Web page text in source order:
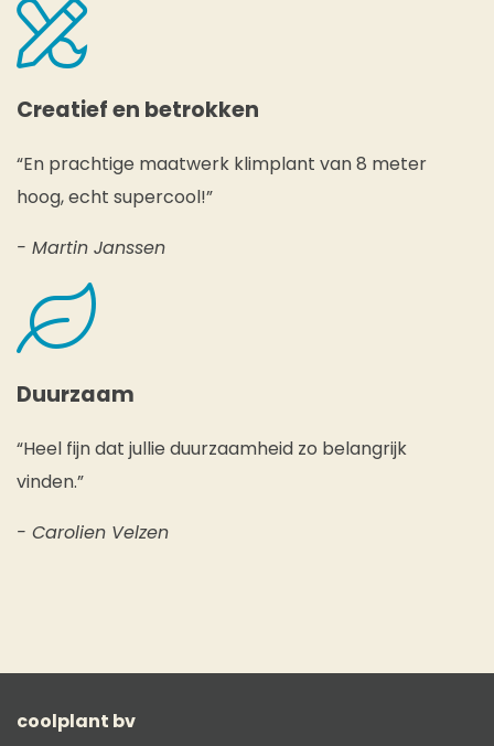
Creatief en betrokken
“En prachtige maatwerk klimplant van 8 meter
hoog, echt supercool!”
- Martin Janssen
Duurzaam
“Heel fijn dat jullie duurzaamheid zo belangrijk
vinden.”
- Carolien Velzen
coolplant bv